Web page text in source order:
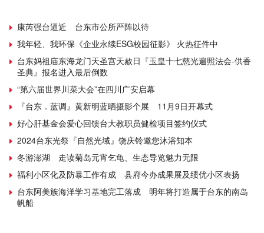
康芮强台逼近 台东市公所严阵以待
我年轻、我环保《企业永续ESG校园征影》 火热征件中
台东妈祖庙东海龙门天圣宫天赦日『玉皇十七慈光遍照法会-供香
圣典』报名进入最后倒数
“第六届世界川菜大会”在四川广安启幕
『台东．蓝调』黄新明蓝晒摄影个展 11月9日开幕式
好心肝基金会爱心回馈台大教职员健检项目签约仪式
2024台东光祭『自然光域』饶庆铃邀您沐浴知本
冬游澎湖 走读菊岛元宵乞龟、生态导览魅力无限
福利小区化及防暴工作有成 县府今办成果展及绩优小区表扬
台东阿美族海洋学习基地完工落成 明年将打造属于台东的南岛
帆船